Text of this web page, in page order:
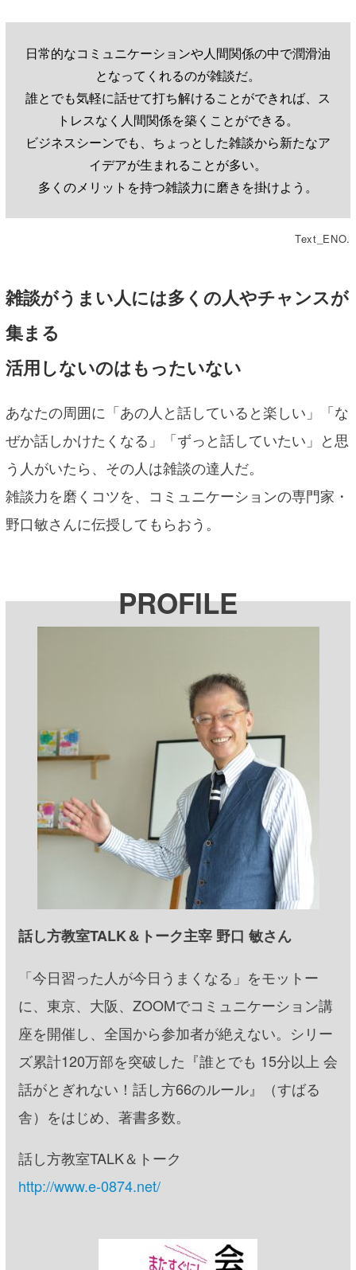
日常的なコミュニケーションや人間関係の中で潤滑油
となってくれるのが雑談だ。
誰とでも気軽に話せて打ち解けることができれば、ス
トレスなく人間関係を築くことができる。
ビジネスシーンでも、ちょっとした雑談から新たなア
イデアが生まれることが多い。
多くのメリットを持つ雑談力に磨きを掛けよう。
Text_ENO.
雑談がうまい人には多くの人やチャンスが
集まる
活用しないのはもったいない
あなたの周囲に「あの人と話していると楽しい」「な
ぜか話しかけたくなる」「ずっと話していたい」と思
う人がいたら、その人は雑談の達人だ。
雑談力を磨くコツを、コミュニケーションの専門家・
野口敏さんに伝授してもらおう。
PROFILE
話し方教室TALK＆トーク主宰 野口 敏さん
「今日習った人が今日うまくなる」をモットー
に、東京、大阪、ZOOMでコミュニケーション講
座を開催し、全国から参加者が絶えない。シリー
ズ累計120万部を突破した『誰とでも 15分以上 会
話がとぎれない！話し方66のルール』（すばる
舎）をはじめ、著書多数。
話し方教室TALK＆トーク
http://www.e-0874.net/